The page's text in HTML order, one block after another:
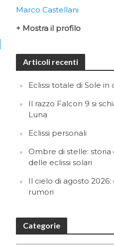
Marco Castellani
+ Mostra il profilo
Articoli recenti
Eclissi totale di Sole in
Il razzo Falcon 9 si
Luna
Eclissi personali
Ombre di stelle: storia
delle eclissi solari
Il cielo di agosto 2026:
rumori
Categorie